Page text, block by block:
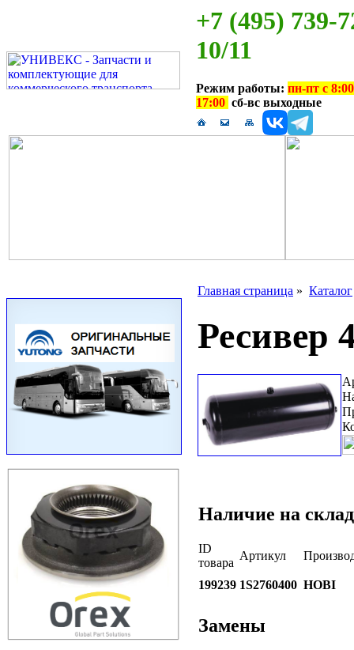
+7 (495) 739-
10/11
Режим работы: пн-пт с
17:00 сб-вс выходные
Главная страница » Каталог
Ресивер
Наличие на
ID
товара
Артикул
199239 1S2760400 HOBI
Замены